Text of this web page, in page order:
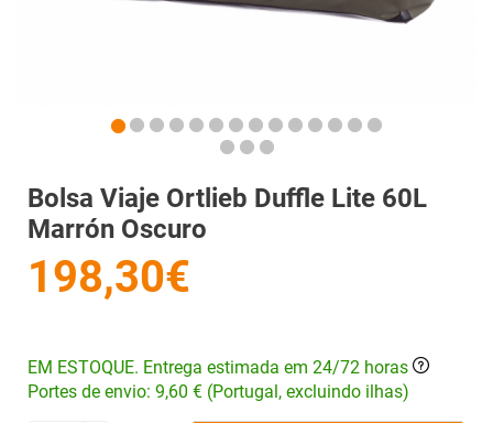
Bolsa Viaje Ortlieb Duffle Lite 60L
Marrón Oscuro
198,30€
EM ESTOQUE. Entrega estimada em 24/72 horas
Portes de envio: 9,60 € (Portugal, excluindo ilhas)